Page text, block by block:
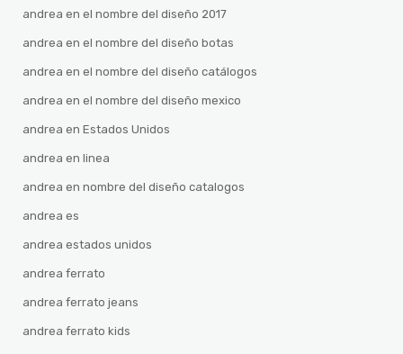
andrea en el nombre del diseño 2017
andrea en el nombre del diseño botas
andrea en el nombre del diseño catálogos
andrea en el nombre del diseño mexico
andrea en Estados Unidos
andrea en linea
andrea en nombre del diseño catalogos
andrea es
andrea estados unidos
andrea ferrato
andrea ferrato jeans
andrea ferrato kids